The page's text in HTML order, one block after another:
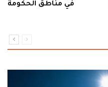
في مناطق الحكومة